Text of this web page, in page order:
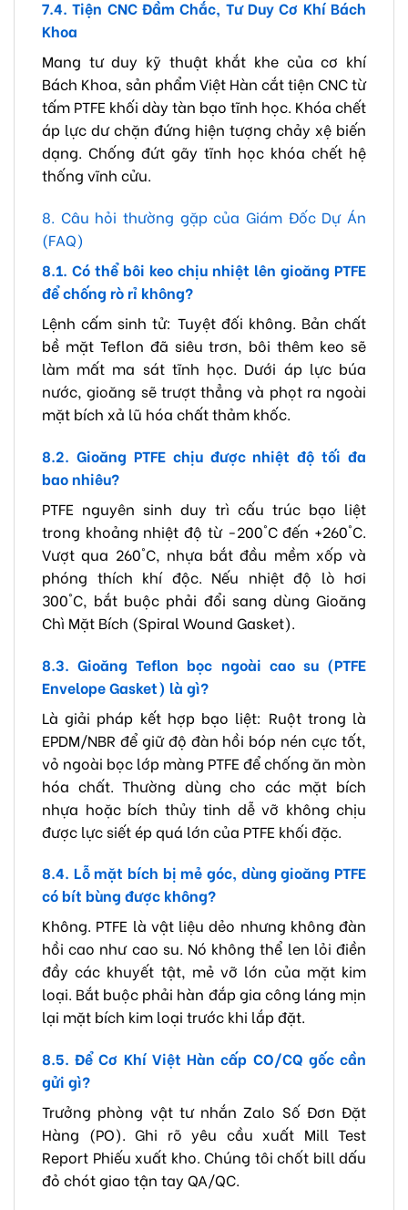
7.4. Tiện CNC Đầm Chắc, Tư Duy Cơ Khí Bách
Khoa
Mang tư duy kỹ thuật khắt khe của cơ khí
Bách Khoa, sản phẩm Việt Hàn cắt tiện CNC từ
tấm PTFE khối dày tàn bạo tĩnh học. Khóa chết
áp lực dư chặn đứng hiện tượng chảy xệ biến
dạng. Chống đứt gãy tĩnh học khóa chết hệ
thống vĩnh cửu.
8. Câu hỏi thường gặp của Giám Đốc Dự Án
(FAQ)
8.1. Có thể bôi keo chịu nhiệt lên gioăng PTFE
để chống rò rỉ không?
Lệnh cấm sinh tử: Tuyệt đối không. Bản chất
bề mặt Teflon đã siêu trơn, bôi thêm keo sẽ
làm mất ma sát tĩnh học. Dưới áp lực búa
nước, gioăng sẽ trượt thẳng và phọt ra ngoài
mặt bích xả lũ hóa chất thảm khốc.
8.2. Gioăng PTFE chịu được nhiệt độ tối đa
bao nhiêu?
PTFE nguyên sinh duy trì cấu trúc bạo liệt
trong khoảng nhiệt độ từ -200°C đến +260°C.
Vượt qua 260°C, nhựa bắt đầu mềm xốp và
phóng thích khí độc. Nếu nhiệt độ lò hơi
300°C, bắt buộc phải đổi sang dùng Gioăng
Chì Mặt Bích (Spiral Wound Gasket).
8.3. Gioăng Teflon bọc ngoài cao su (PTFE
Envelope Gasket) là gì?
Là giải pháp kết hợp bạo liệt: Ruột trong là
EPDM/NBR để giữ độ đàn hồi bóp nén cực tốt,
vỏ ngoài bọc lớp màng PTFE để chống ăn mòn
hóa chất. Thường dùng cho các mặt bích
nhựa hoặc bích thủy tinh dễ vỡ không chịu
được lực siết ép quá lớn của PTFE khối đặc.
8.4. Lỗ mặt bích bị mẻ góc, dùng gioăng PTFE
có bít bùng được không?
Không. PTFE là vật liệu dẻo nhưng không đàn
hồi cao như cao su. Nó không thể len lỏi điền
đầy các khuyết tật, mẻ vỡ lớn của mặt kim
loại. Bắt buộc phải hàn đắp gia công láng mịn
lại mặt bích kim loại trước khi lắp đặt.
8.5. Để Cơ Khí Việt Hàn cấp CO/CQ gốc cần
gửi gì?
Trưởng phòng vật tư nhắn Zalo Số Đơn Đặt
Hàng (PO). Ghi rõ yêu cầu xuất Mill Test
Report Phiếu xuất kho. Chúng tôi chốt bill dấu
đỏ chót giao tận tay QA/QC.